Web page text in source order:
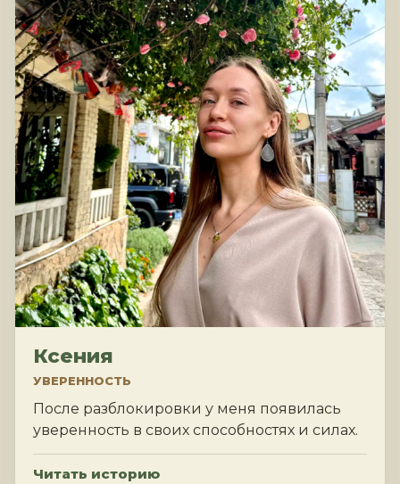
Ксения
УВЕРЕННОСТЬ
После разблокировки у меня появилась
уверенность в своих способностях и силах.
Читать историю